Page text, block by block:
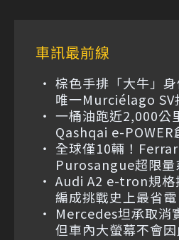
車訊最前線
棕色手排「大牛」
唯一Murciélago SV
一桶油跑近2,000公
Qashqai e-POWER
全球僅10輛！
Purosangue超限量
Audi A2 e-tron規格
編成挑戰史上最省電
Mercedes坦承取消
但車內大螢幕不會